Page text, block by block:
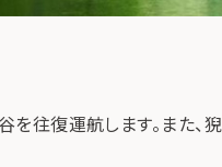
往復運航します。また